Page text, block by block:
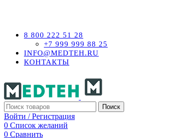
8 800 222 51 28
+7 999 999 88 25
INFO@MEDTEH.RU
КОНТАКТЫ
Поиск
Войти / Регистрация
0 Список желаний
0 Сравнить